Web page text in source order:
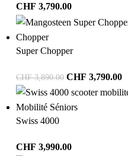
CHF 3,790.00
Chopper
Super Chopper
CHF3,890.00 CHF 3,790.00
Mobilité Séniors
Swiss 4000
CHF 3,990.00